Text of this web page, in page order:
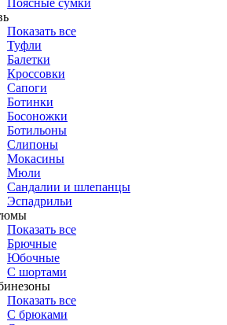
Поясные сумки
Показать все
Туфли
Балетки
Кроссовки
Сапоги
Ботинки
Босоножки
Ботильоны
Слипоны
Мокасины
Мюли
Сандалии и шлепанцы
Эспадрильи
Показать все
Брючные
Юбочные
С шортами
Показать все
С брюками